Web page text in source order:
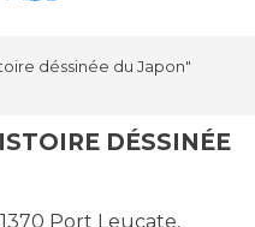
déssinée du Japon"
DÉSSINÉE
Port Leucate,